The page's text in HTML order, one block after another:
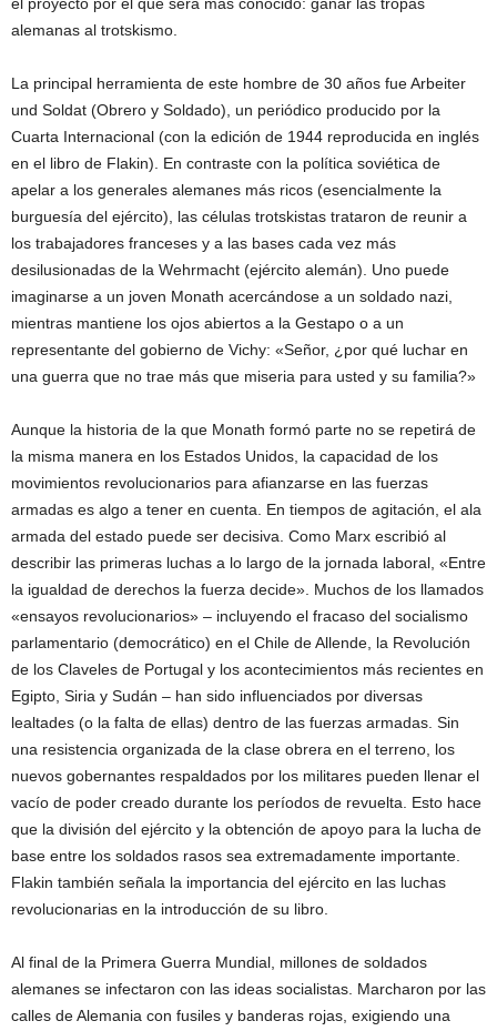
alemanas al trotskismo.
La principal herramienta de este hombre de 30 años fue Arbeiter
und Soldat (Obrero y Soldado), un periódico producido por la
Cuarta Internacional (con la edición de 1944 reproducida en inglés
en el libro de Flakin). En contraste con la política soviética de
apelar a los generales alemanes más ricos (esencialmente la
burguesía del ejército), las células trotskistas trataron de reunir a
los trabajadores franceses y a las bases cada vez más
desilusionadas de la Wehrmacht (ejército alemán). Uno puede
imaginarse a un joven Monath acercándose a un soldado nazi,
mientras mantiene los ojos abiertos a la Gestapo o a un
representante del gobierno de Vichy: «Señor, ¿por qué luchar en
una guerra que no trae más que miseria para usted y su familia?»
Aunque la historia de la que Monath formó parte no se repetirá de
la misma manera en los Estados Unidos, la capacidad de los
movimientos revolucionarios para afianzarse en las fuerzas
armadas es algo a tener en cuenta. En tiempos de agitación, el ala
armada del estado puede ser decisiva. Como Marx escribió al
describir las primeras luchas a lo largo de la jornada laboral, «Entre
la igualdad de derechos la fuerza decide». Muchos de los llamados
«ensayos revolucionarios» – incluyendo el fracaso del socialismo
parlamentario (democrático) en el Chile de Allende, la Revolución
de los Claveles de Portugal y los acontecimientos más recientes en
Egipto, Siria y Sudán – han sido influenciados por diversas
lealtades (o la falta de ellas) dentro de las fuerzas armadas. Sin
una resistencia organizada de la clase obrera en el terreno, los
nuevos gobernantes respaldados por los militares pueden llenar el
vacío de poder creado durante los períodos de revuelta. Esto hace
que la división del ejército y la obtención de apoyo para la lucha de
base entre los soldados rasos sea extremadamente importante.
Flakin también señala la importancia del ejército en las luchas
revolucionarias en la introducción de su libro.
Al final de la Primera Guerra Mundial, millones de soldados
alemanes se infectaron con las ideas socialistas. Marcharon por las
calles de Alemania con fusiles y banderas rojas, exigiendo una